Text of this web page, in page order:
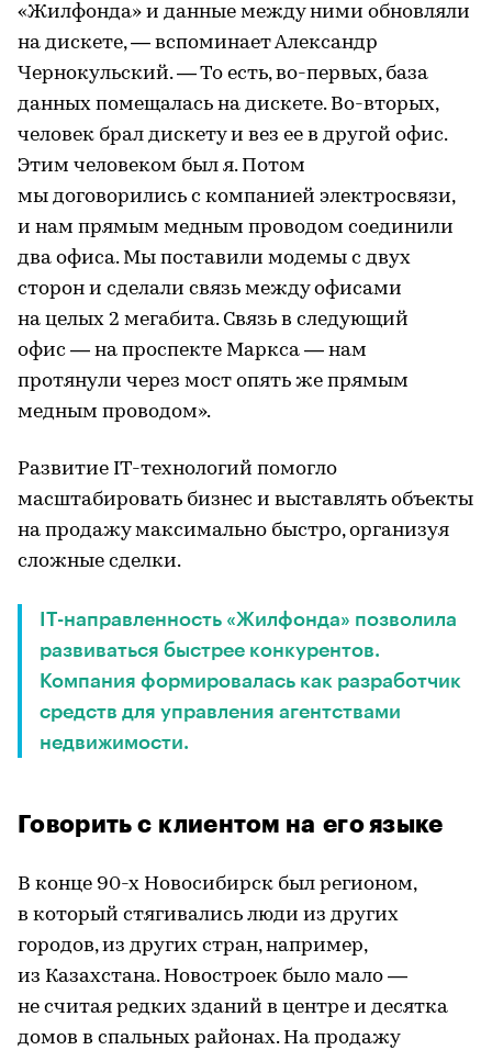
«Жилфонда» и данные между ними обновляли
на дискете, — вспоминает Александр
Чернокульский. — То есть, во-первых, база
данных помещалась на дискете. Во-вторых,
человек брал дискету и вез ее в другой офис.
Этим человеком был я. Потом
мы договорились с компанией электросвязи,
и нам прямым медным проводом соединили
два офиса. Мы поставили модемы с двух
сторон и сделали связь между офисами
на целых 2 мегабита. Связь в следующий
офис — на проспекте Маркса — нам
протянули через мост опять же прямым
медным проводом».
Развитие IT-технологий помогло
масштабировать бизнес и выставлять объекты
на продажу максимально быстро, организуя
сложные сделки.
IT-направленность «Жилфонда» позволила
развиваться быстрее конкурентов.
Компания формировалась как разработчик
средств для управления агентствами
недвижимости.
Говорить с клиентом на его языке
В конце 90-х Новосибирск был регионом,
в который стягивались люди из других
городов, из других стран, например,
из Казахстана. Новостроек было мало —
не считая редких зданий в центре и десятка
домов в спальных районах. На продажу